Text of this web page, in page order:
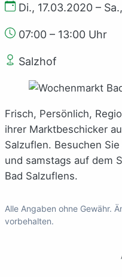
Di., 17.03.2020 –
07:00 – 13:00 Uhr
Salzhof
Frisch, Persönlich,
ihrer Marktbeschicker
Salzuflen. Besuchen
und samstags auf dem
Bad Salzuflens.
Alle Angaben ohne Gewähr.
vorbehalten.